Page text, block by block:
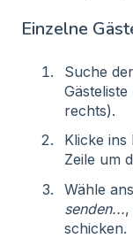
Einzelne
Suche
rechts).
Klicke
Zeile um
Wähle
senden...,
schicken.